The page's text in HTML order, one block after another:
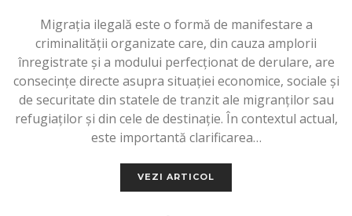
Migrația ilegală este o formă de manifestare a
criminalității organizate care, din cauza amplorii
înregistrate și a modului perfecționat de derulare, are
consecințe directe asupra situației economice, sociale și
de securitate din statele de tranzit ale migranților sau
refugiaților și din cele de destinație. În contextul actual,
este importantă clarificarea…
VEZI ARTICOL